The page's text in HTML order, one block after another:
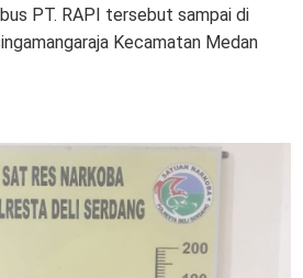
PT. RAPI tersebut sampai di
Kecamatan Medan